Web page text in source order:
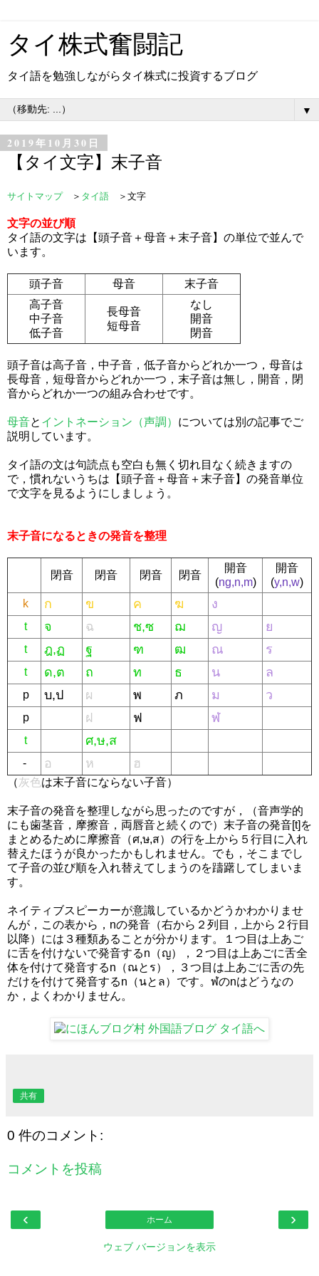
タイ株式奮闘記
タイ語を勉強しながらタイ株式に投資するブログ
▼
2019年10月30日
【タイ文字】末子音
サイトマップ＞ タイ語 ＞文字
文字の並び順
タイ語の文字は【頭子音＋母音＋末子音】の単位で並んで
います。
頭子音 母音
末子音
高子音
中子音
低子音
長母音
短母音
なし
開音
閉音
頭子音は高子音，中子音，低子音からどれか一つ，母音は
長母音，短母音からどれか一つ，末子音は無し，開音，閉
音からどれか一つの組み合わせです。
母音と イントネーション（声調） については別の記事でご
説明しています。
タイ語の文は句読点も空白も無く切れ目なく続きますの
で，慣れないうちは【頭子音＋母音＋末子音】の発音単位
で文字を見るようにしましょう。
末子音になるときの発音を整理
閉音 閉音 閉音 閉音
開音
(ng,n,m)
開音
(y,n,w)
k
ก ข ค ฆ ง
t จ ฉ ช,ซ ฌ ญ ย
t ฎ,ฏ ฐ ฑ ฒ ณ ร
t ด,ต ถ ท ธ น ล
p บ,ป ผ พ ภ ม ว
p ฝ ฟ ฬ
t ศ,ษ,ส
- อ ห ฮ
（灰色は末子音にならない子音）
末子音の発音を整理しながら思ったのですが，（音声学的
にも歯茎音，摩擦音，両唇音と続くので）末子音の発音[t]を
まとめるために摩擦音（ศ,ษ,ส）の行を上から５行目に入れ
替えたほうが良かったかもしれません。でも，そこまでし
て子音の並び順を入れ替えてしまうのを躊躇してしまいま
す。
ネイティブスピーカーが意識しているかどうかわかりませ
んが，この表から，nの発音（右から２列目，上から２行目
以降）には３種類あることが分かります。１つ目は上あご
に舌を付けないで発音するn（ญ），２つ目は上あごに舌全
体を付けて発音するn（ณとร），３つ目は上あごに舌の先
だけを付けて発音するn（นとล）です。ฬのnはどうなの
か，よくわかりません。
共有
0 件のコメント:
コメントを投稿
‹ ›
ホーム
ウェブ バージョンを表示